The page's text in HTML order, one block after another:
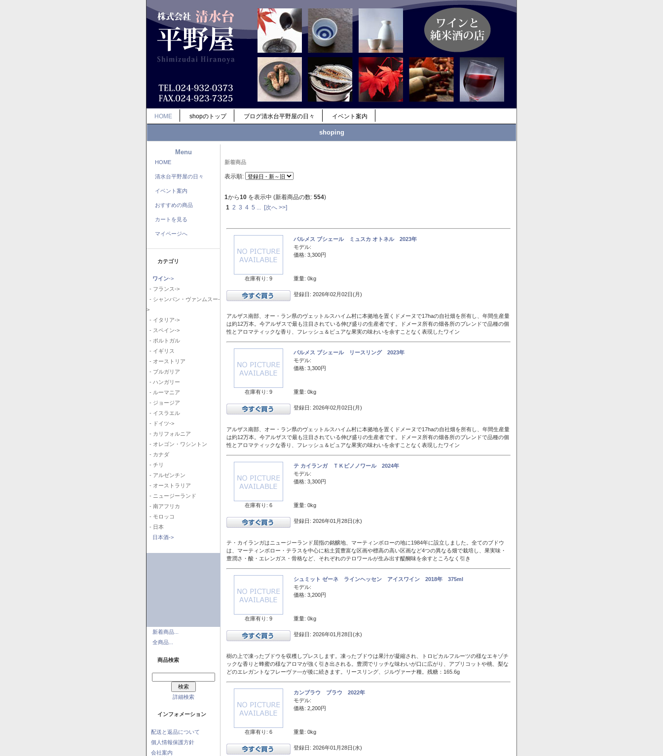
HOME shopのトップ ブログ清水台平野屋の日々 イベント案内
shoping
Menu
HOME
清水台平野屋の日々
イベント案内
おすすめの商品
カートを見る
マイページへ
カテゴリ
ワイン->
- フランス->
- シャンパン・ヴァンムスー-
>
- イタリア->
- スペイン->
- ポルトガル
- イギリス
- オーストリア
- ブルガリア
- ハンガリー
- ルーマニア
- ジョージア
- イスラエル
- ドイツ->
- カリフォルニア
- オレゴン・ワシントン
- カナダ
- チリ
- アルゼンチン
- オーストラリア
- ニュージーランド
- 南アフリカ
- モロッコ
- 日本
日本酒->
新着商品...
全商品...
商品検索
詳細検索
インフォメーション
配送と返品について
個人情報保護方針
会社案内
新着商品
表示順:
1から10 を表示中 (新着商品の数: 554)
1 2 3 4 5 [次へ >>]
在庫有り: 9
バルメス ブシェール ミュスカ オトネル 2023年
モデル:
価格: 3,300円
重量: 0kg
登録日: 2026年02月02日(月)
アルザス南部、オー・ラン県のヴェットルスハイム村に本拠地を置くドメーヌで17haの自社畑を所有し、年間生産量
は約12万本。今アルザスで最も注目されている伸び盛りの生産者です。ドメーヌ所有の畑各所のブレンドで品種の個
性とアロマティックな香り、フレッシュ＆ピュアな果実の味わいを余すことなく表現したワイン
在庫有り: 9
バルメス ブシェール リースリング 2023年
モデル:
価格: 3,300円
重量: 0kg
登録日: 2026年02月02日(月)
アルザス南部、オー・ラン県のヴェットルスハイム村に本拠地を置くドメーヌで17haの自社畑を所有し、年間生産量
は約12万本。今アルザスで最も注目されている伸び盛りの生産者です。ドメーヌ所有の畑各所のブレンドで品種の個
性とアロマティックな香り、フレッシュ＆ピュアな果実の味わいを余すことなく表現したワイン
在庫有り: 6
テ カイランガ ＴＫピノノワール 2024年
モデル:
価格: 3,300円
重量: 0kg
登録日: 2026年01月28日(水)
テ・カイランガはニュージーランド屈指の銘醸地、マーティンボローの地に1984年に設立しました。全てのブドウ
は、マーティンボロー・テラスを中心に粘土質豊富な区画や標高の高い区画など4つの異なる畑で栽培し、果実味・
豊潤さ・酸・エレンガス・骨格など、それぞれのテロワールが生み出す醍醐味を余すところなく引き
在庫有り: 9
シュミット ゼーネ ラインヘッセン アイスワイン 2018年 375ml
モデル:
価格: 3,200円
重量: 0kg
登録日: 2026年01月28日(水)
樹の上で凍ったブドウを収穫しプレスします。凍ったブドウは果汁が凝縮され、トロピカルフルーツの様なエキゾチ
ックな香りと蜂蜜の様なアロマが強く引き出される。豊潤でリッチな味わいが口に広がり、アプリコットや桃、梨な
どのエレガントなフレーヴァ―が後に続きます。リースリング、ジルヴァーナ種。残糖：165.6g
在庫有り: 6
カンブラウ ブラウ 2022年
モデル:
価格: 2,200円
重量: 0kg
登録日: 2026年01月28日(水)